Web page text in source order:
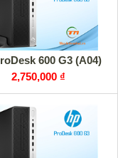
600 G3 (A04)
2,750,000 ₫